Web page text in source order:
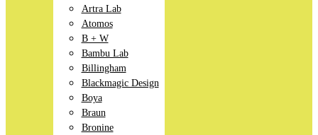
Artra Lab
Atomos
B + W
Bambu Lab
Billingham
Blackmagic Design
Boya
Braun
Bronine